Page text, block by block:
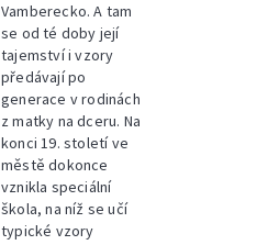
Vamberecko. A tam
se od té doby její
tajemství i vzory
předávají po
generace v rodinách
z matky na dceru. Na
konci 19. století ve
městě dokonce
vznikla speciální
škola, na níž se učí
typické vzory